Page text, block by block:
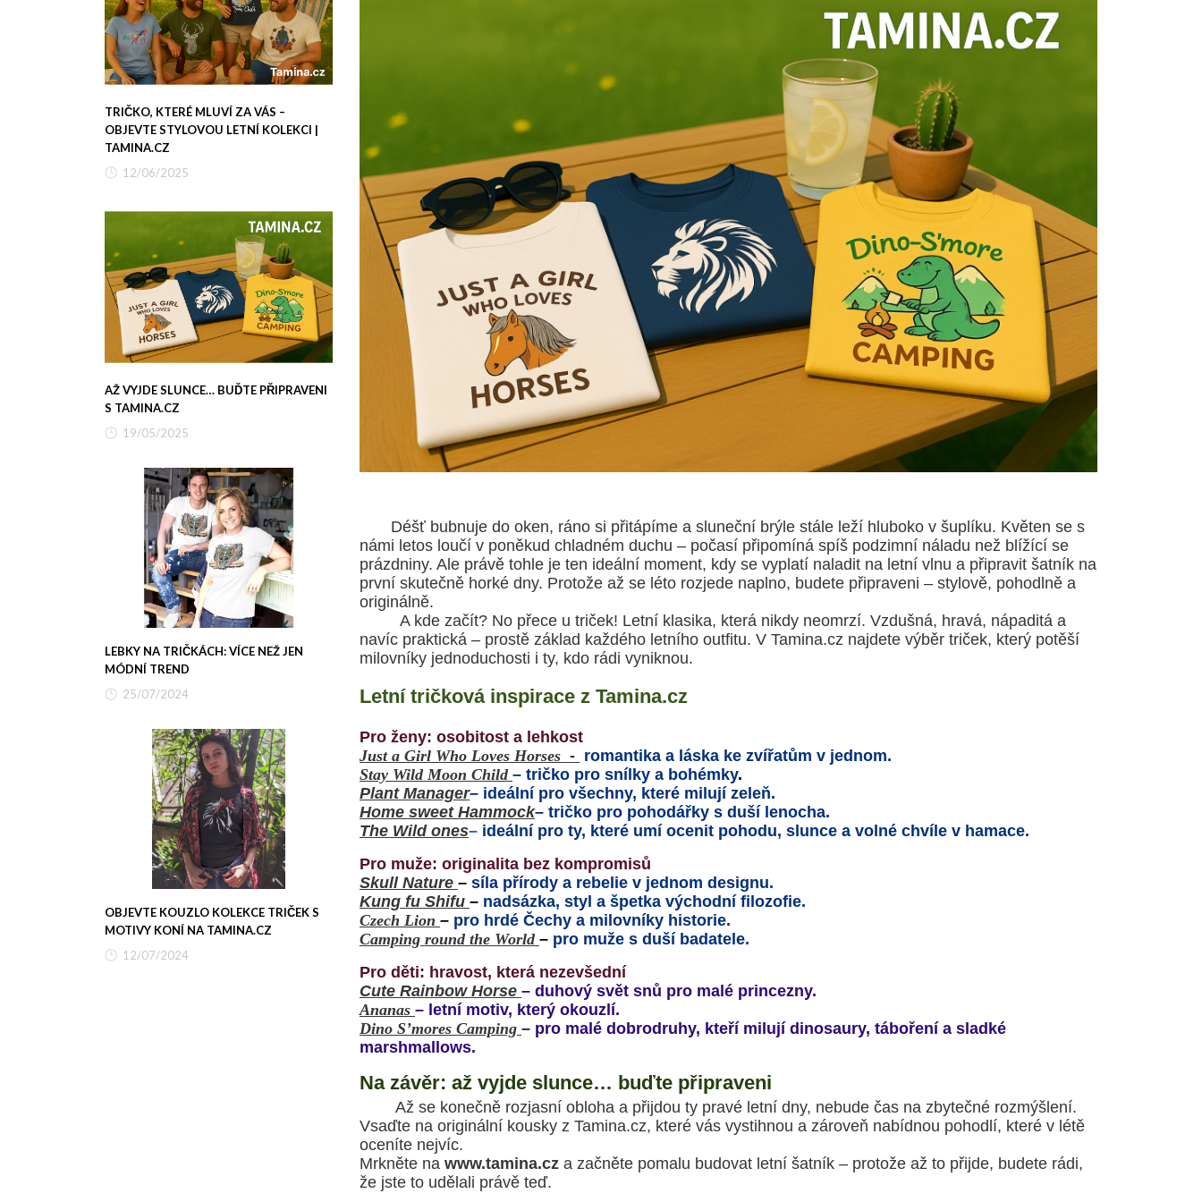
TRIČKO, KTERÉ MLUVÍ ZA VÁS –
OBJEVTE STYLOVOU LETNÍ KOLEKCI |
TAMINA.CZ
12/06/2025
AŽ VYJDE SLUNCE… BUĎTE PŘIPRAVENI
S TAMINA.CZ
19/05/2025
LEBKY NA TRIČKÁCH: VÍCE NEŽ JEN
MÓDNÍ TREND
25/07/2024
OBJEVTE KOUZLO KOLEKCE TRIČEK S
MOTIVY KONÍ NA TAMINA.CZ
12/07/2024
Déšť bubnuje do oken, ráno si přitápíme a sluneční brýle stále leží hluboko v šuplíku. Květen se s
námi letos loučí v poněkud chladném duchu – počasí připomíná spíš podzimní náladu než blížící se
prázdniny. Ale právě tohle je ten ideální moment, kdy se vyplatí naladit na letní vlnu a připravit šatník na
první skutečně horké dny. Protože až se léto rozjede naplno, budete připraveni – stylově, pohodlně a
originálně.
A kde začít? No přece u triček! Letní klasika, která nikdy neomrzí. Vzdušná, hravá, nápaditá a
navíc praktická – prostě základ každého letního outfitu. V Tamina.cz najdete výběr triček, který potěší
milovníky jednoduchosti i ty, kdo rádi vyniknou.
Letní tričková inspirace z Tamina.cz
Pro ženy: osobitost a lehkost
Just a Girl Who Loves Horses - romantika a láska ke zvířatům v jednom.
Stay Wild Moon Child – tričko pro snílky a bohémky.
Plant Manager– ideální pro všechny, které milují zeleň.
Home sweet Hammock– tričko pro pohodářky s duší lenocha.
The Wild ones– ideální pro ty, které umí ocenit pohodu, slunce a volné chvíle v hamace.
Pro muže: originalita bez kompromisů
Skull Nature – síla přírody a rebelie v jednom designu.
Kung fu Shifu – nadsázka, styl a špetka východní filozofie.
Czech Lion – pro hrdé Čechy a milovníky historie.
Camping round the World – pro muže s duší badatele.
Pro děti: hravost, která nezevšední
Cute Rainbow Horse – duhový svět snů pro malé princezny.
Ananas – letní motiv, který okouzlí.
Dino S’mores Camping – pro malé dobrodruhy, kteří milují dinosaury, táboření a sladké
marshmallows.
Na závěr: až vyjde slunce… buďte připraveni
Až se konečně rozjasní obloha a přijdou ty pravé letní dny, nebude čas na zbytečné rozmýšlení.
Vsaďte na originální kousky z Tamina.cz, které vás vystihnou a zároveň nabídnou pohodlí, které v létě
oceníte nejvíc.
Mrkněte na www.tamina.cz a začněte pomalu budovat letní šatník – protože až to přijde, budete rádi,
že jste to udělali právě teď.